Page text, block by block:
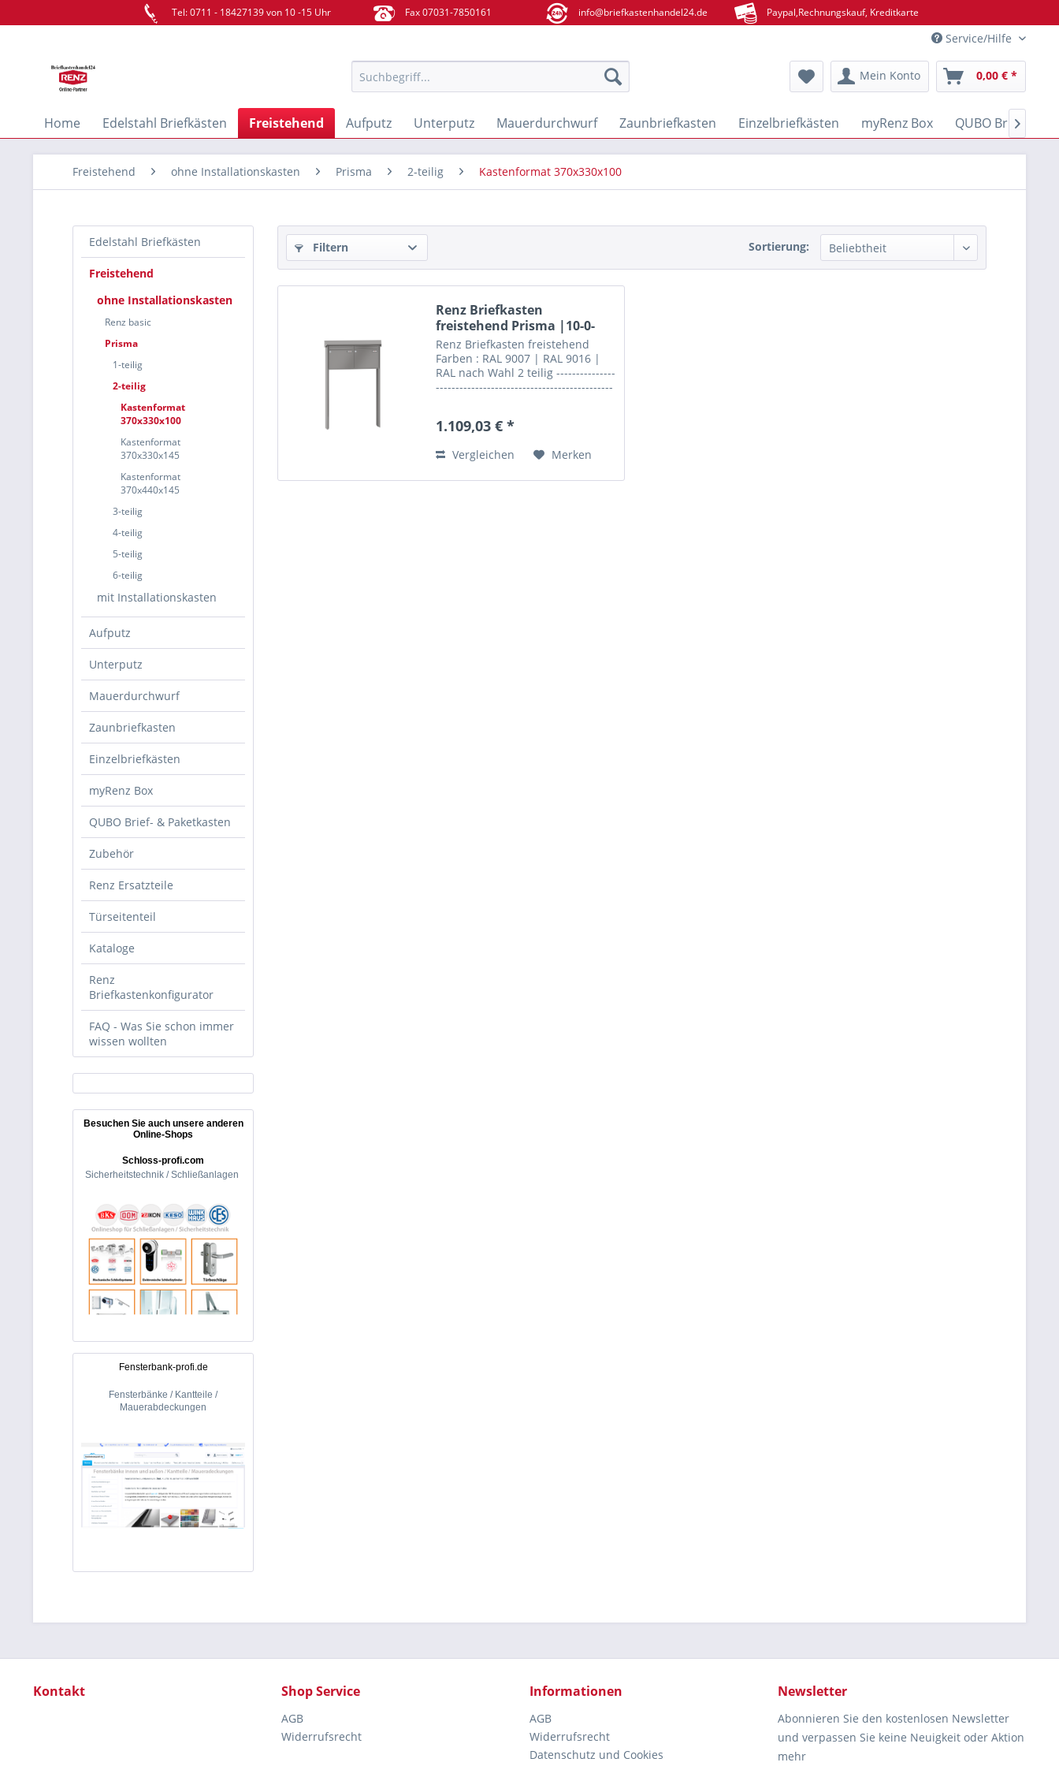
Tel: 0711 - 18427139 von 10 -15 Uhr Fax 07031-7850161 info@briefkastenhandel24.de Paypal,Rechnungskauf, Kreditkarte
Service/Hilfe
Mein Konto 0,00 € *
Home Edelstahl Briefkästen Freistehend Aufputz Unterputz Mauerdurchwurf Zaunbriefkasten Einzelbriefkästen myRenz Box QUBO Brief- &

Freistehend ohne Installationskasten Prisma 2-teilig Kastenformat 370x330x100
Edelstahl Briefkästen
Freistehend
ohne Installationskasten
Renz basic
Prisma
1-teilig
2-teilig
Kastenformat
370x330x100
Kastenformat
370x330x145
Kastenformat
370x440x145
3-teilig
4-teilig
5-teilig
6-teilig
mit Installationskasten
Aufputz
Unterputz
Mauerdurchwurf
Zaunbriefkasten
Einzelbriefkästen
myRenz Box
QUBO Brief- & Paketkasten
Zubehör
Renz Ersatzteile
Türseitenteil
Kataloge
Renz
Briefkastenkonfigurator
FAQ - Was Sie schon immer
wissen wollten
Besuchen Sie auch unsere anderen
Online-Shops
Schloss-profi.com
Sicherheitstechnik / Schließanlagen
Fensterbank-profi.de
Fensterbänke / Kantteile /
Mauerabdeckungen
Filtern Sortierung:
Renz Briefkasten
freistehend Prisma |10-0-
25290...
Renz Briefkasten freistehend
Farben : RAL 9007 | RAL 9016 |
RAL nach Wahl 2 teilig ---------------
---------------------------------------------
Verkleidungsgestell mit...
1.109,03 € *
Vergleichen Merken
Kontakt Shop Service
AGB
Widerrufsrecht
Informationen
AGB
Widerrufsrecht
Datenschutz und Cookies
Newsletter
Abonnieren Sie den kostenlosen Newsletter
und verpassen Sie keine Neuigkeit oder Aktion
mehr